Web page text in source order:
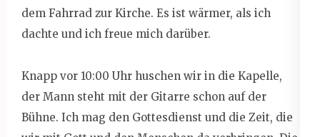
dem Fahrrad zur Kirche. Es ist wärmer, als ich
dachte und ich freue mich darüber.
Knapp vor 10:00 Uhr huschen wir in die Kapelle,
der Mann steht mit der Gitarre schon auf der
Bühne. Ich mag den Gottesdienst und die Zeit, die